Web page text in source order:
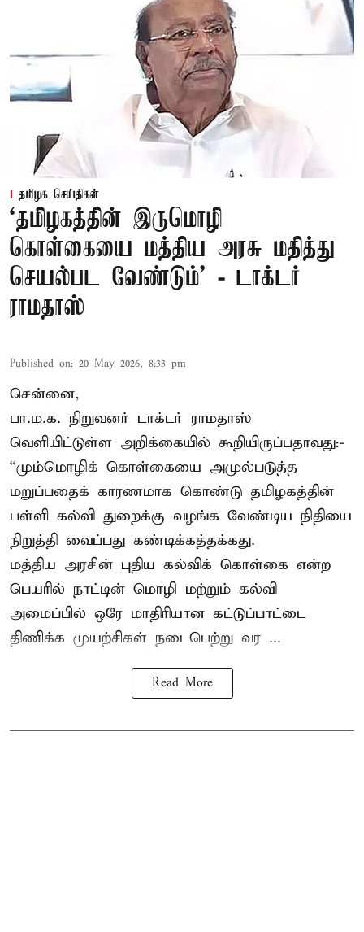
தமிழக செய்திகள்
‘தமிழகத்தின் இருமொழி
கொள்கையை மத்திய அரசு மதித்து
செயல்பட வேண்டும்’ - டாக்டர்
ராமதாஸ்
Published on: 20 May 2026, 8:33 pm
சென்னை,
பா.ம.க. நிறுவனர் டாக்டர் ராமதாஸ்
வெளியிட்டுள்ள அறிக்கையில் கூறியிருப்பதாவது:-
“மும்மொழிக் கொள்கையை அமுல்படுத்த
மறுப்பதைக் காரணமாக கொண்டு தமிழகத்தின்
பள்ளி கல்வி துறைக்கு வழங்க வேண்டிய நிதியை
நிறுத்தி வைப்பது கண்டிக்கத்தக்கது.
மத்திய அரசின் புதிய கல்விக் கொள்கை என்ற
பெயரில் நாட்டின் மொழி மற்றும் கல்வி
அமைப்பில் ஒரே மாதிரியான கட்டுப்பாட்டை
திணிக்க முயற்சிகள் நடைபெற்று வர ...
Read More